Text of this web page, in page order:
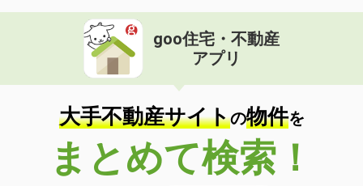
goo住宅・不動産
アプリ
大手不動産サイトの物件を
まとめて検索！